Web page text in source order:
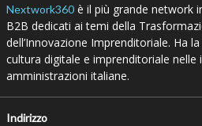
Nextwork360è il più grande network
B2B dedicati ai temi della
dell’Innovazione Imprenditoriale. Ha
cultura digitale e imprenditoriale nelle
amministrazioni italiane.
Indirizzo